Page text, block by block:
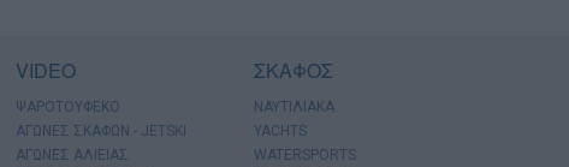
VIDEO
ΨΑΡΟΤΟΥΦΕΚΟ
ΑΓΩΝΕΣ ΣΚΑΦΩΝ - JETSKI
ΑΓΩΝΕΣ ΑΛΙΕΙΑΣ
ΣΚΑΦΟΣ
ΝΑΥΤΙΛΙΑΚΑ
YACHTS
WATERSPORTS